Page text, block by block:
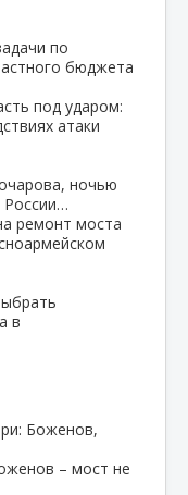
по
бюджета
под ударом:
атаки
ночью
ремонт моста
в
Боженов,